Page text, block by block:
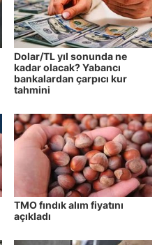
Dolar/TL yıl sonunda ne
kadar olacak? Yabancı
bankalardan çarpıcı kur
tahmini
TMO fındık alım fiyatını
açıkladı